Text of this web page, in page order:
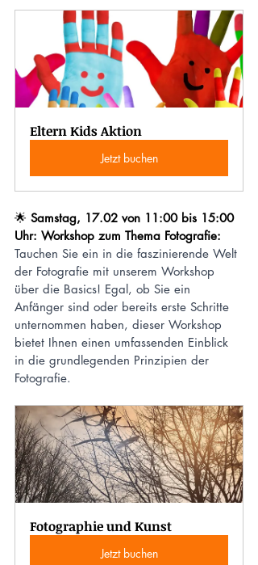
Eltern Kids Aktion
Jetzt buchen
🌟 Samstag, 17.02 von 11:00 bis 15:00
Uhr: Workshop zum Thema Fotografie:
Tauchen Sie ein in die faszinierende Welt
der Fotografie mit unserem Workshop
über die Basics! Egal, ob Sie ein
Anfänger sind oder bereits erste Schritte
unternommen haben, dieser Workshop
bietet Ihnen einen umfassenden Einblick
in die grundlegenden Prinzipien der
Fotografie.
Fotographie und Kunst
Jetzt buchen